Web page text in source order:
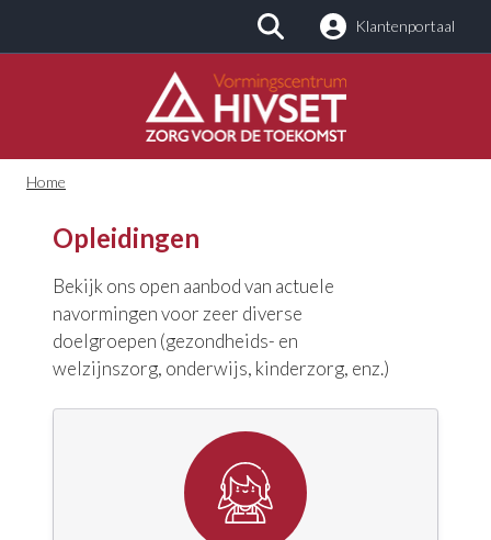
Zoeken Klantenportaal
Home
Opleidingen
Bekijk ons open aanbod van actuele
navormingen voor zeer diverse
doelgroepen (gezondheids- en
welzijnszorg, onderwijs, kinderzorg, enz.)